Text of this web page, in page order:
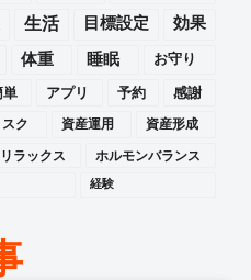
生活 目標設定
効果
体重 睡眠
お守り
単 アプリ 予約
感謝
スク 資産運用
資産形成
リラックス
ホルモンバランス
経験